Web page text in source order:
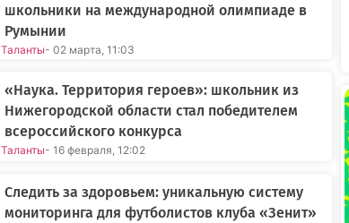
школьники на международной олимпиаде в
Румынии
Таланты- 02 марта, 11:03
«Наука. Территория героев»: школьник из
Нижегородской области стал победителем
всероссийского конкурса
Таланты- 16 февраля, 12:02
Следить за здоровьем: уникальную систему
мониторинга для футболистов клуба «Зенит»